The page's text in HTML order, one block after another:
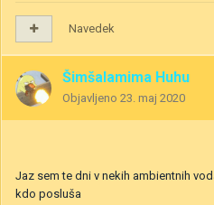
Navedek
Šimšalamima Huhu
Objavljeno 23. maj 2020
Jaz sem te dni v nekih ambientnih
kdo posluša